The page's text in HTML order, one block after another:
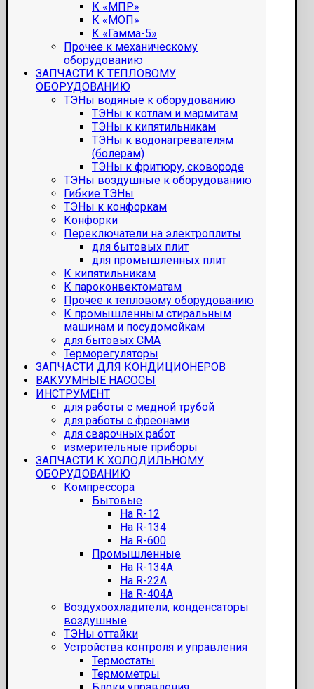
К «МПР»
К «МОП»
К «Гамма-5»
Прочее к механическому
оборудованию
ЗАПЧАСТИ К ТЕПЛОВОМУ
ОБОРУДОВАНИЮ
ТЭНы водяные к оборудованию
ТЭНы к котлам и мармитам
ТЭНы к кипятильникам
ТЭНы к водонагревателям
(болерам)
ТЭНы к фритюру, сковороде
ТЭНы воздушные к оборудованию
Гибкие ТЭНы
ТЭНы к конфоркам
Конфорки
Переключатели на электроплиты
для бытовых плит
для промышленных плит
К кипятильникам
К пароконвектоматам
Прочее к тепловому оборудованию
К промышленным стиральным
машинам и посудомойкам
для бытовых СМА
Терморегуляторы
ЗАПЧАСТИ ДЛЯ КОНДИЦИОНЕРОВ
ВАКУУМНЫЕ НАСОСЫ
ИНСТРУМЕНТ
для работы с медной трубой
для работы с фреонами
для сварочных работ
измерительные приборы
ЗАПЧАСТИ К ХОЛОДИЛЬНОМУ
ОБОРУДОВАНИЮ
Компрессора
Бытовые
На R-12
На R-134
На R-600
Промышленные
На R-134A
На R-22A
На R-404A
Воздухоохладители, конденсаторы
воздушные
ТЭНы оттайки
Устройства контроля и управления
Термостаты
Термометры